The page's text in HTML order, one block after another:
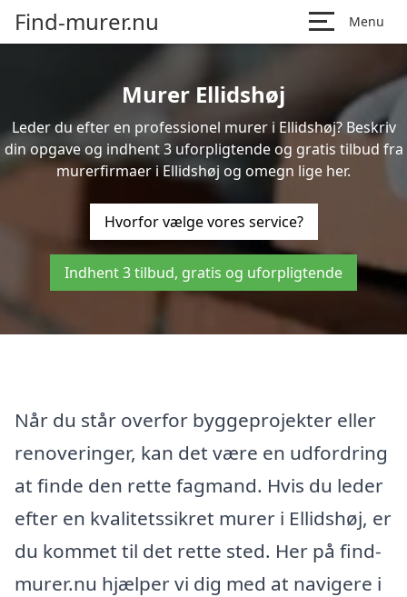
Find-murer.nu Menu
Murer Ellidshøj
Leder du efter en professionel murer i Ellidshøj? Beskriv
din opgave og indhent 3 uforpligtende og gratis tilbud fra
murerfirmaer i Ellidshøj og omegn lige her.
Hvorfor vælge vores service?
Indhent 3 tilbud, gratis og uforpligtende
Når du står overfor byggeprojekter eller
renoveringer, kan det være en udfordring
at finde den rette fagmand. Hvis du leder
efter en kvalitetssikret murer i Ellidshøj, er
du kommet til det rette sted. Her på find-
murer.nu hjælper vi dig med at navigere i